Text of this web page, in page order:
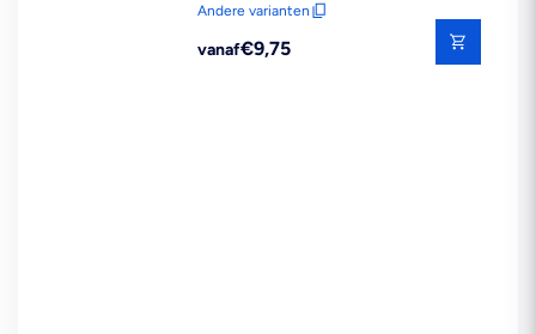
Andere varianten
Reguliere
vanaf€9,75